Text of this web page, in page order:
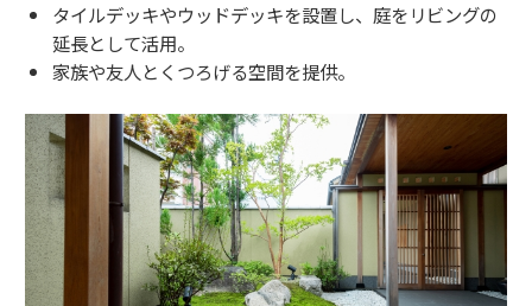
タイルデッキやウッドデッキを設置し、庭をリビングの
延長として活用。
家族や友人とくつろげる空間を提供。